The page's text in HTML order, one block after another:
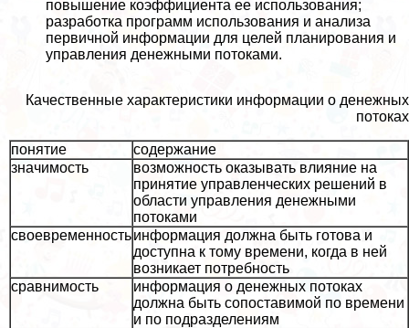
повышение коэффициента ее использования;
разработка программ использования и анализа
первичной информации для целей планирования и
управления денежными потоками.
Качественные хаpaктеристики информации о денежных
потоках
понятие
содержание
значимость
возможность оказывать влияние на
принятие управленческих решений в
области управления денежными
потоками
своевременностьинформация должна быть готова и
доступна к тому времени, когда в ней
возникает потребность
сравнимость
информация о денежных потоках
должна быть сопоставимой по времени
и по подразделениям